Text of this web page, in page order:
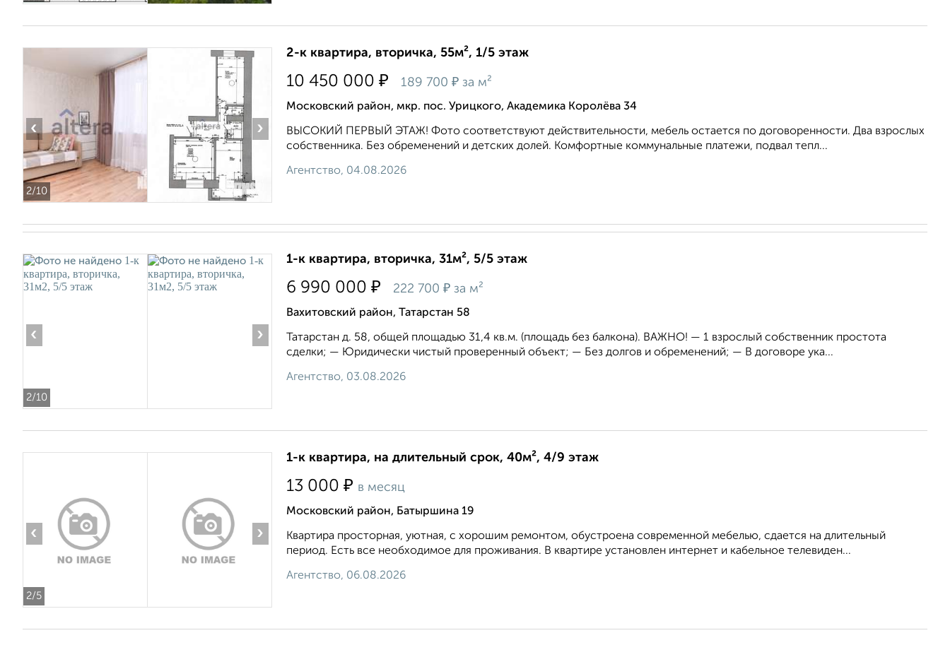
2/10
‹ ›
2-к квартира, вторичка, 55м², 1/5 этаж
10 450 000 ₽ 189 700 ₽ за м²
Московский район, мкр. пос. Урицкого, Академика Королёва 34
ВЫСОКИЙ ПЕРВЫЙ ЭТАЖ! Фото соответствуют действительности, мебель остается по договоренности. Два взрослых
собственника. Без обременений и детских долей. Комфортные коммунальные платежи, подвал тепл...
Агентство, 04.08.2026
2/10
‹ ›
1-к квартира, вторичка, 31м², 5/5 этаж
6 990 000 ₽ 222 700 ₽ за м²
Вахитовский район, Татарстан 58
Татарстан д. 58, общей площадью 31,4 кв.м. (площадь без балкона). ВАЖНО! — 1 взрослый собственник простота
сделки; — Юридически чистый проверенный объект; — Без долгов и обременений; — В договоре ука...
Агентство, 03.08.2026
2/5
‹ ›
1-к квартира, на длительный срок, 40м², 4/9 этаж
13 000 ₽ в месяц
Московский район, Батыршина 19
Квартира просторная, уютная, с хорошим ремонтом, обустроена современной мебелью, сдается на длительный
период. Есть все необходимое для проживания. В квартире установлен интернет и кабельное телевиден...
Агентство, 06.08.2026